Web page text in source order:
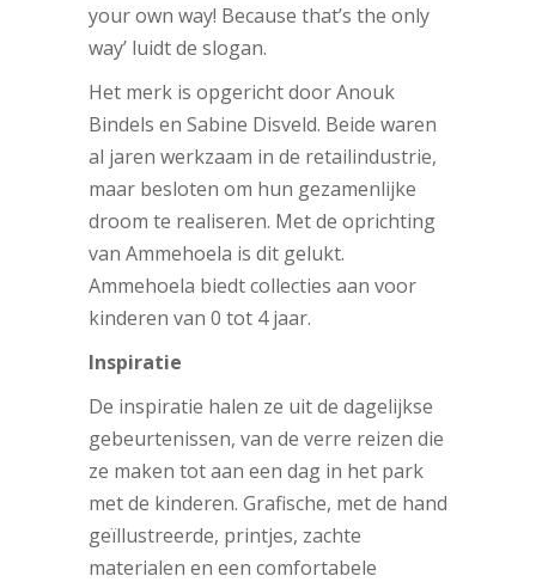
your own way! Because that’s the only
way’ luidt de slogan.
Het merk is opgericht door Anouk
Bindels en Sabine Disveld. Beide waren
al jaren werkzaam in de retailindustrie,
maar besloten om hun gezamenlijke
droom te realiseren. Met de oprichting
van Ammehoela is dit gelukt.
Ammehoela biedt collecties aan voor
kinderen van 0 tot 4 jaar.
Inspiratie
De inspiratie halen ze uit de dagelijkse
gebeurtenissen, van de verre reizen die
ze maken tot aan een dag in het park
met de kinderen. Grafische, met de hand
geïllustreerde, printjes, zachte
materialen en een comfortabele